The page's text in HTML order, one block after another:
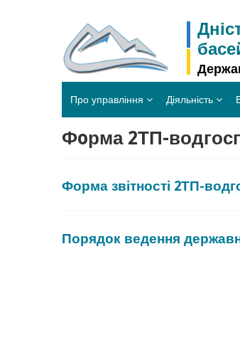
Про управління Діяльність
Фoрма 2ТП-
Форма звітності 2ТП-
Порядок ведення